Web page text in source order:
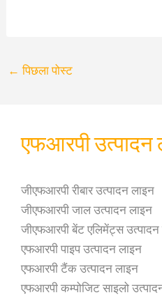
← पिछला पोस्ट
एफआरपी उत्पादन
जीएफआरपी रीबार उत्पादन लाइन
जीएफआरपी जाल उत्पादन लाइन
जीएफआरपी बेंट एलिमेंट्स
एफआरपी पाइप उत्पादन लाइन
एफआरपी टैंक उत्पादन लाइन
एफआरपी कम्पोजिट साइलो